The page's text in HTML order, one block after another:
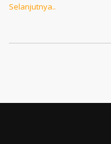
Selanjutnya..